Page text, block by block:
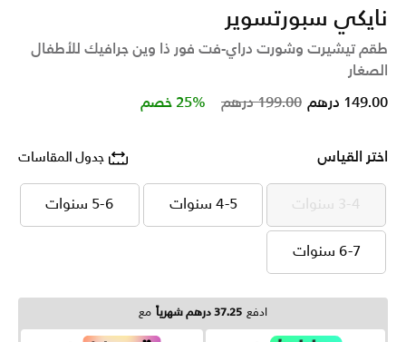
نايكي سبورتسوير
طقم تيشيرت وشورت دراي-فت فور ذا وين جرافيك للأطفال
الصغار
Price reduced from
199.00 درهم to 149.00 درهم 25% خصم
اختر القياس جدول المقاسات
3-4 سنوات 3-4 سنوات 4-5 سنوات 4-5 سنوات 5-6 سنوات 5-6 سنوات
6-7 سنوات 6-7 سنوات
ادفع 37.25 درهم شهرياً مع